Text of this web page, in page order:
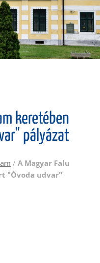
keretében
pályázat
/ A Magyar Falu
"Óvoda udvar"